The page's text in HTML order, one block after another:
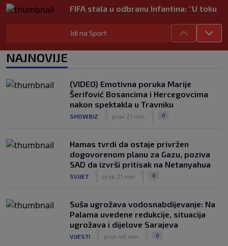
FIFA stala u odbranu Infantina: "U toku
je organizovani pokušaj njegovog
rušenja"
|
sam prije svega golman" (FOTO+VIDEO)
NOGOMET
| | 0
Japanac šetao Baščaršijom pa slučajno
sreo legendu Galatasaraya: Nije znao
Idi na Sport
NAJNOVIJE
(VIDEO) Emotivna poruka Marije
Šerifović Bosancima i Hercegovcima
nakon spektakla u Travniku
SHOWBIZ prije 21 min 0
Hamas tvrdi da ostaje privržen
dogovorenom planu za Gazu, poziva
SAD da izvrši pritisak na Netanyahua
SVIJET prije 21 min 0
Suša ugrožava vodosnabdijevanje: Na
Palama uvedene redukcije, situacija
ugrožava i dijelove Sarajeva
VIJESTI prije 48 min 0